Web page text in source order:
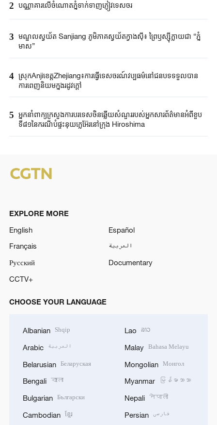
2 បណ្ណាគារលើចំណោតភ្នំទាក់ទាញភ្ញៀវទេសចរ
3 មណ្ឌលស្វយ័ត Sanjiang ភូមិភាគស្វយ័តក្វាងស៊ី៖ ព្រៃឫស្ស៊ីក្លាយជា “ភ្នំ
មាស”
4 ស្រុកAnjiខេត្តZhejiang៖ការធ្វើទេសចរណ៍វប្បធម៌នៅជនបទទទួលបាន
ការពេញនិយមក្នុងរដូវក្តៅ
5 អ្នកនាំពាក្យ​ក្រសួងការបរទេស​ចិនឆ្លើយសំណួរ​របស់​អ្នកសារព័ត៌មាន​អំពីខួប​
ទី៨១នៃ​ករណី​បំផ្ទុះនុយក្លេអ៊ែរ​នៅក្រុង ​Hiroshima ​
EXPLORE MORE
English
Español
Français
العربية
Русский
Documentary
CCTV+
CHOOSE YOUR LANGUAGE
Albanian Shqip
Arabic العربية
Belarusian Беларуская
Bengali বাংলা
Bulgarian Български
Cambodian ខ្មែរ
Lao ລາວ
Malay Bahasa Melayu
Mongolian Монгол
Myanmar မြန်မာဘာသာ
Nepali नेपाली
Persian فارسی